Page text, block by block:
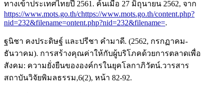
ทางเข้าประเทศไทยปี 2561. ค้นเมื่อ 27 มิถุนายน 2562, จาก
https://www.mots.go.th/chttps://www.mots.go.th/content.php?
nid=232&filename=ontent.php?nid=232&filename=.
ฐนิชา คงประดิษฐ์ และปรีชา คำมาดี. (2562, กรกฏาคม-
ธันวาคม). การสร้างคุณค่าให้กับผู้บริโภคด้วยการตลาดเพื่อ
สังคม: ความยั่งยืนขององค์กรในยุคโลกาภิวัตน์.วารสาร
สถาบันวิจัยพิมลธรรม,6(2), หน้า 82-92.